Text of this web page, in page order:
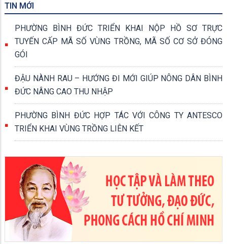
TIN MỚI
PHƯỜNG BÌNH ĐỨC TRIỂN KHAI NỘP HỒ SƠ TRỰC
TUYẾN CẤP MÃ SỐ VÙNG TRỒNG, MÃ SỐ CƠ SỞ ĐÓNG
GÓI
ĐẬU NÀNH RAU – HƯỚNG ĐI MỚI GIÚP NÔNG DÂN BÌNH
ĐỨC NÂNG CAO THU NHẬP
PHƯỜNG BÌNH ĐỨC HỢP TÁC VỚI CÔNG TY ANTESCO
TRIỂN KHAI VÙNG TRỒNG LIÊN KẾT